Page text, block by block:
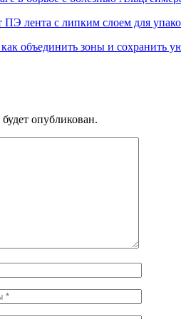
лента с липким слоем для
объединить зоны и сохранить
опубликован.